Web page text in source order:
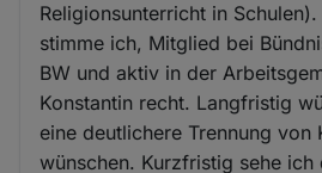
Religionsunterricht in
stimme ich, Mitglied bei
BW und aktiv in der
Konstantin recht. Langfristig
eine deutlichere Trennung von
wünschen. Kurzfristig sehe ich